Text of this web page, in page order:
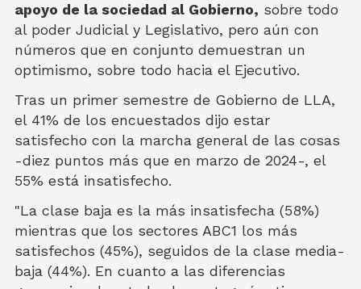
apoyo de la sociedad al Gobierno, sobre todo
al poder Judicial y Legislativo, pero aún con
números que en conjunto demuestran un
optimismo, sobre todo hacia el Ejecutivo.
Tras un primer semestre de Gobierno de LLA,
el 41% de los encuestados dijo estar
satisfecho con la marcha general de las cosas
-diez puntos más que en marzo de 2024-, el
55% está insatisfecho.
"La clase baja es la más insatisfecha (58%)
mientras que los sectores ABC1 los más
satisfechos (45%), seguidos de la clase media-
baja (44%). En cuanto a las diferencias